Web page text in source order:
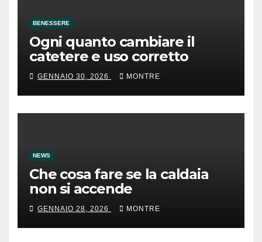
BENESSERE
Ogni quanto cambiare il
catetere e uso corretto
GENNAIO 30, 2026 MONTRE
NEWS
Che cosa fare se la caldaia
non si accende
GENNAIO 28, 2026 MONTRE